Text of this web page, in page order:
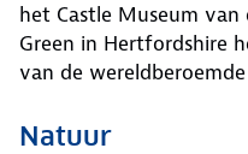
het Castle Museum van
Green in Hertfordshire
van de
Natuur